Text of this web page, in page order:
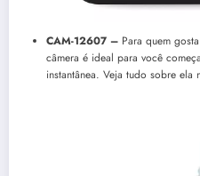
CAM-12607 – Para quem
câmera é ideal para você
instantânea. Veja tudo sobre ela